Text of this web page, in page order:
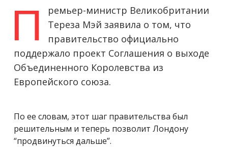
П
ремьер-министр Великобритании
Тереза Мэй заявила о том, что
правительство официально
поддержало проект Соглашения о выходе
Объединенного Королевства из
Европейского союза.
По ее словам, этот шаг правительства был
решительным и теперь позволит Лондону
“продвинуться дальше”.